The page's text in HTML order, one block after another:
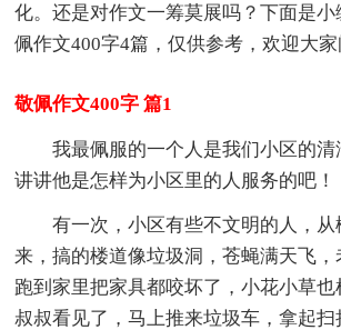
化。还是对作文一筹莫展吗？下面是
佩作文400字4篇，仅供参考，欢迎大家
敬佩作文400字 篇1
我最佩服的一个人是我们小区的
讲讲他是怎样为小区里的人服务的吧！
有一次，小区有些不文明的人，
来，搞的楼道像垃圾洞，苍蝇满天飞
跑到家里把家具都咬坏了，小花小草也
叔叔看见了，马上推来垃圾车，拿起